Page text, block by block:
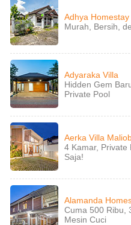
Adhya
Murah, Bersih,
Adyaraka Villa
Hidden Gem
Private Pool
Aerka Villa
4 Kamar, Private
Saja!
Alamanda
Cuma 500 Ribu,
Mesin Cuci